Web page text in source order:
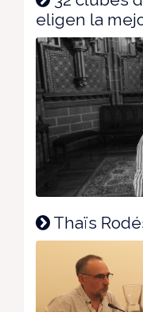
eligen la
Thaïs